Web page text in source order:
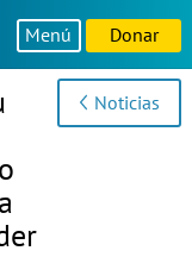
Menú Donar
Noticias